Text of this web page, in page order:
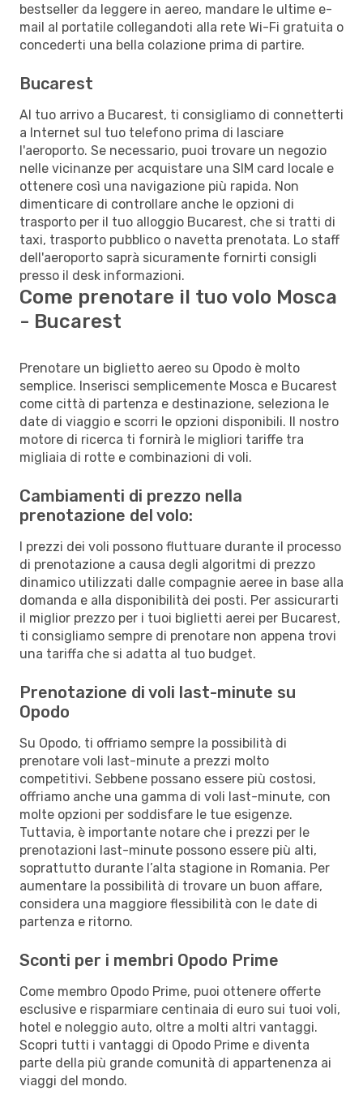
bestseller da leggere in aereo, mandare le ultime e-
mail al portatile collegandoti alla rete Wi-Fi gratuita o
concederti una bella colazione prima di partire.
Bucarest
Al tuo arrivo a Bucarest, ti consigliamo di connetterti
a Internet sul tuo telefono prima di lasciare
l'aeroporto. Se necessario, puoi trovare un negozio
nelle vicinanze per acquistare una SIM card locale e
ottenere così una navigazione più rapida. Non
dimenticare di controllare anche le opzioni di
trasporto per il tuo alloggio Bucarest, che si tratti di
taxi, trasporto pubblico o navetta prenotata. Lo staff
dell'aeroporto saprà sicuramente fornirti consigli
presso il desk informazioni.
Come prenotare il tuo volo Mosca
- Bucarest
Prenotare un biglietto aereo su Opodo è molto
semplice. Inserisci semplicemente Mosca e Bucarest
come città di partenza e destinazione, seleziona le
date di viaggio e scorri le opzioni disponibili. Il nostro
motore di ricerca ti fornirà le migliori tariffe tra
migliaia di rotte e combinazioni di voli.
Cambiamenti di prezzo nella
prenotazione del volo:
I prezzi dei voli possono fluttuare durante il processo
di prenotazione a causa degli algoritmi di prezzo
dinamico utilizzati dalle compagnie aeree in base alla
domanda e alla disponibilità dei posti. Per assicurarti
il miglior prezzo per i tuoi biglietti aerei per Bucarest,
ti consigliamo sempre di prenotare non appena trovi
una tariffa che si adatta al tuo budget.
Prenotazione di voli last-minute su
Opodo
Su Opodo, ti offriamo sempre la possibilità di
prenotare voli last-minute a prezzi molto
competitivi. Sebbene possano essere più costosi,
offriamo anche una gamma di voli last-minute, con
molte opzioni per soddisfare le tue esigenze.
Tuttavia, è importante notare che i prezzi per le
prenotazioni last-minute possono essere più alti,
soprattutto durante l’alta stagione in Romania. Per
aumentare la possibilità di trovare un buon affare,
considera una maggiore flessibilità con le date di
partenza e ritorno.
Sconti per i membri Opodo Prime
Come membro Opodo Prime, puoi ottenere offerte
esclusive e risparmiare centinaia di euro sui tuoi voli,
hotel e noleggio auto, oltre a molti altri vantaggi.
Scopri tutti i vantaggi di Opodo Prime e diventa
parte della più grande comunità di appartenenza ai
viaggi del mondo.